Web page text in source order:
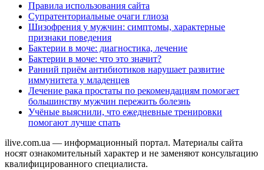
Правила использования сайта
Супратенториальные очаги глиоза
Шизофрения у мужчин: симптомы, характерные
признаки поведения
Бактерии в моче: диагностика, лечение
Бактерии в моче: что это значит?
Ранний приём антибиотиков нарушает развитие
иммунитета у младенцев
Лечение рака простаты по рекомендациям помогает
большинству мужчин пережить болезнь
Учёные выяснили, что ежедневные тренировки
помогают лучше спать
ilive.com.ua — информационный портал. Материалы сайта
носят ознакомительный характер и не заменяют консультацию
квалифицированного специалиста.